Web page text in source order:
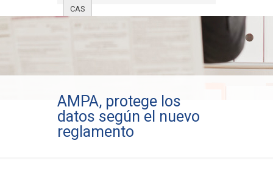
CAS
AMPA, protege los
datos según el nuevo
reglamento